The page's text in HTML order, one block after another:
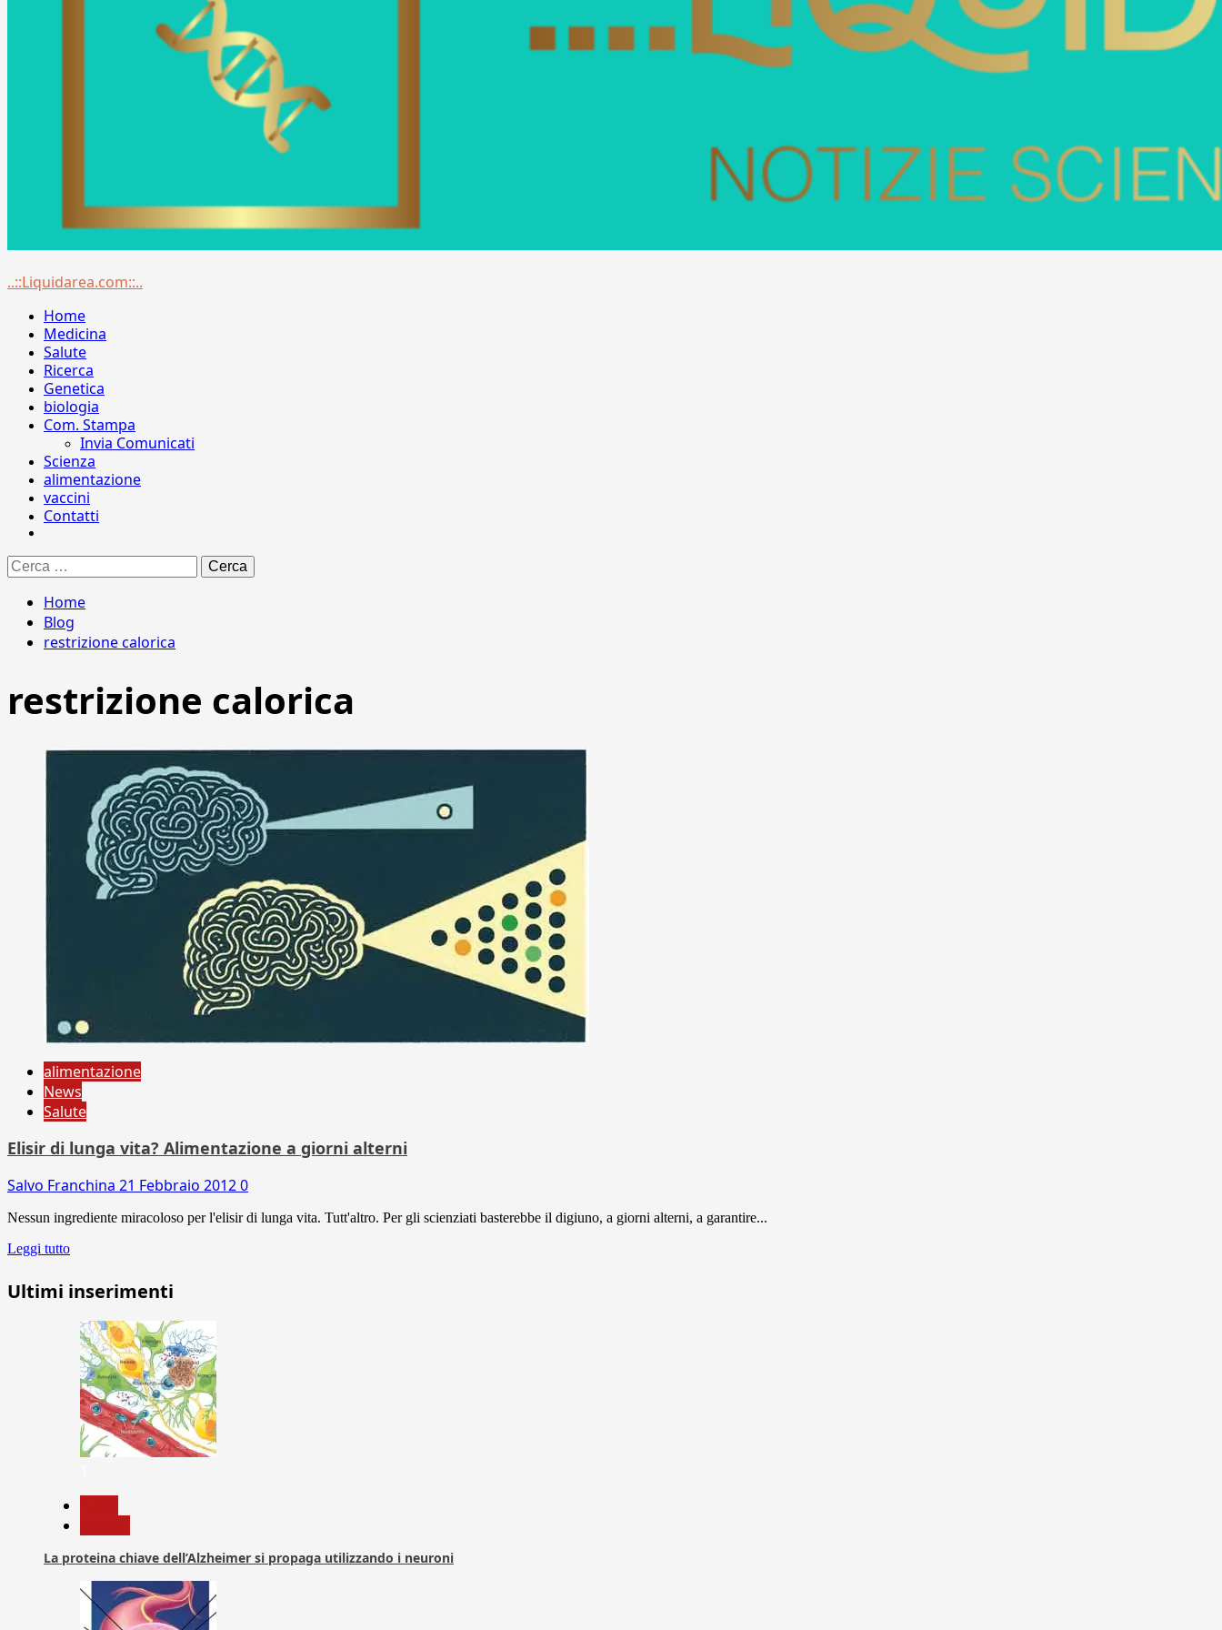
Menu
..::Liquidarea.com::..
Home
Medicina
Salute
Ricerca
Genetica
biologia
Com. Stampa
Invia Comunicati
Scienza
alimentazione
vaccini
Contatti
Ricerca
per:
Home
Blog
restrizione calorica
restrizione calorica
alimentazione
News
Salute
Elisir di lunga vita? Alimentazione a giorni alterni
Salvo Franchina 21 Febbraio 20120
Nessun ingrediente miracoloso per l'elisir di lunga vita. Tutt'altro. Per gli scienziati basterebbe il digiuno, a giorni alterni, a garantire...
Leggi tutto
Ultimi inserimenti
La proteina chiave dell’Alzheimer si propaga utilizzando i neuroni